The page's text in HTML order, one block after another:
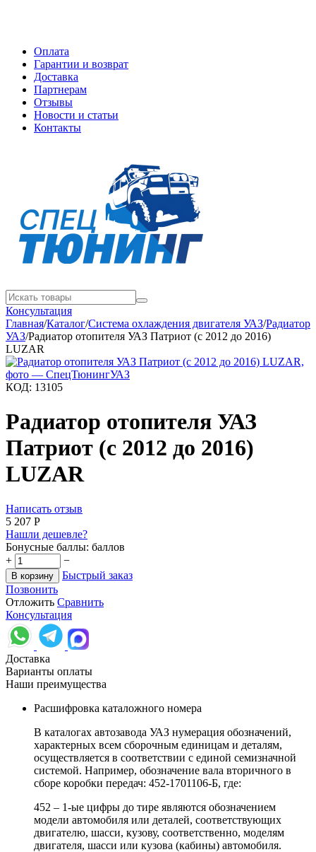
Оплата
Гарантии и возврат
Доставка
Партнерам
Отзывы
Новости и статьи
Контакты
Консультация
Главная/Каталог/Система охлаждения двигателя УАЗ/Радиатор
УАЗ/Радиатор отопителя УАЗ Патриот (с 2012 до 2016)
LUZAR
КОД: 13105
Радиатор отопителя УАЗ
Патриот (с 2012 до 2016)
LUZAR
Написать отзыв
5 207 Р
Нашли дешевле?
Бонусные баллы: баллов
+
−
В корзину
Быстрый заказ
Позвонить
Отложить Сравнить
Консультация
Доставка
Варианты оплаты
Наши преимущества
Расшифровка каталожного номера
В каталогах автозавода УАЗ нумерация обозначений,
характерных всем сборочным единицам и деталям,
осуществляется в соответствии с единой семизначной
системой. Например, обозначение вала вторичного в
сборе коробки передач: 452-1701106-Б, где:
452 – 1-ые цифры до тире являются обозначением
модели автомобиля или деталей, соответствующих
двигателю, шасси, кузову, соответственно, моделям
двигателя, шасси или кузова (кабины) автомобиля.